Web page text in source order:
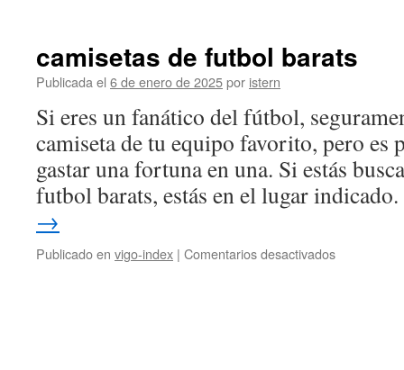
de
fútbol
más
vendidas
en
el
mundo
camisetas de futbol barats
Publicada el 6 de enero de 2025por istern
Si eres un fanático del fútbol,
camiseta de tu equipo favorito, pero es
gastar una fortuna en una. Si estás
futbol barats, estás en el lugar
→
Publicado en vigo-index | Comentarios desactivadosen